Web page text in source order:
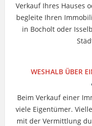
Verkauf Ihres Hauses
begleite Ihren
in Bocholt oder
WESHALB ÜBER
Beim Verkauf einer
viele Eigentümer.
mit der Vermittlung